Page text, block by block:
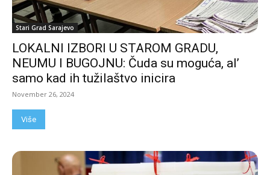
Stari Grad Sarajevo
LOKALNI IZBORI U STAROM GRADU,
NEUMU I BUGOJNU: Čuda su moguća, al’
samo kad ih tužilaštvo inicira
November 26, 2024
Više